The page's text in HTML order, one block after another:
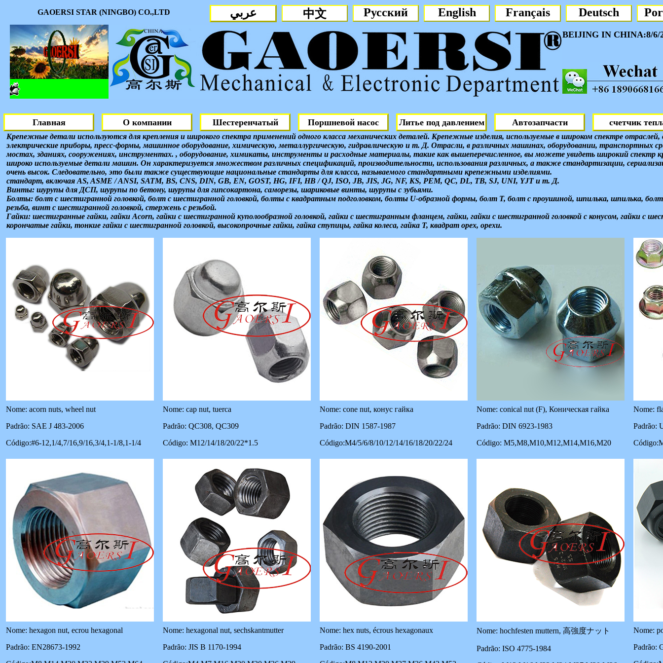
GAOERSI STAR (NINGBO) CO.,LTD عربي 中文 Русский English Français Deutsch
BEIJING IN CHINA:8/6/
Гайки: шестигранные гайки, гайки Acorn, коническая гайка (F), гайка с шестигранным
Болты: болт с шестигранной головкой, болт с шестигранной головкой, болты с квадратным
болты U-образной формы, Т-образный болт, болт с проушиной, шпилька, шпилька, болты с
головкой。 Винты: шурупы для ДСП, шурупы по бетону, шурупы для гипсокартона,
винты, шурупы с зубьями.
Главная О компании
Шестеренчатый
насос
Поршневой насос Литье под давлением Автозапчасти счетчик
Крепежные детали используются для крепления и широкого спектра применений одного класса механических деталей. Крепежные изделия, используемые в широком спектре отраслей,
электрические приборы, пресс-формы, машинное оборудование, химическую, металлургическую, гидравлическую и т. Д. Отрасли, в различных машинах, оборудовании, транспортных
мостах, зданиях, сооружениях, инструментах. , оборудование, химикаты, инструменты и расходные материалы, такие как вышеперечисленное, вы можете увидеть широкий спектр
широко используемые детали машин. Он характеризуется множеством различных спецификаций, производительности, использования различных, а также стандартизации,
очень высок. Следовательно, это были также существующие национальные стандарты для класса, называемого стандартными крепежными изделиями.
стандарт, включая AS, ASME / ANSI, SATM, BS, CNS, DIN, GB, EN, GOST, HG, IFI, HB / QJ, ISO, JB, JIS, JG, NF, KS, PEM, QC, DL, TB, SJ, UNI, YJT и т. Д.
Винты: шурупы для ДСП, шурупы по бетону, шурупы для гипсокартона, саморезы, шариковые винты, шурупы с зубьями.
Болты: болт с шестигранной головкой, болт с шестигранной головкой, болты с квадратным подголовком, болты U-образной формы, болт T, болт с проушиной, шпилька, шпилька,
резьба, винт с шестигранной головкой, стержень с резьбой.
Гайки: шестигранные гайки, гайки Acorn, гайки с шестигранной куполообразной головкой, гайки с шестигранным фланцем, гайки, гайки с шестигранной головкой с конусом, гайки с
корончатые гайки, тонкие гайки с шестигранной головкой, высокопрочные гайки, гайка ступицы, гайка колеса, гайка T, квадрат орех, орехи.
Nome: acorn nuts, wheel nut
Padrão: SAE J 483-2006
Código:#6-12,1/4,7/16,9/16,3/4,1-1/8,1-1/4
Nome: cap nut, tuerca
Padrão: QC308, QC309
Código: M12/14/18/20/22*1.5
Nome: cone nut, конус гайка
Padrão: DIN 1587-1987
Código:M4/5/6/8/10/12/14/16/18/20/22/24
Nome: conical nut (F), Коническая гайка
Padrão: DIN 6923-1983
Código: M5,M8,M10,M12,M14,M16,M20
Nome:
Padrão:
Nome: hexagon nut, ecrou hexagonal
Padrão: EN28673-1992
Nome: hexagonal nut, sechskantmutter
Padrão: JIS B 1170-1994
Nome: hex nuts, écrous hexagonaux
Padrão: BS 4190-2001
Nome: hochfesten muttern, 高強度ナット
Padrão: ISO 4775-1984
Nome:
Padrão: